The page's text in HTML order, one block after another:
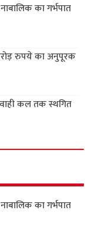
का गर्भपात
रुपये का अनुपूरक
कल तक स्थगित
का गर्भपात